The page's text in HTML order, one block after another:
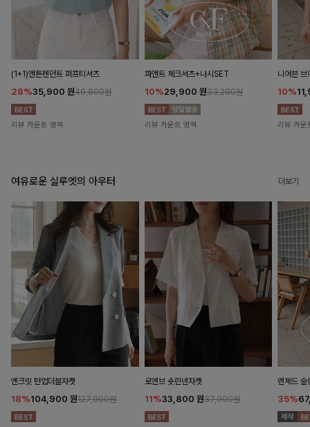
(1+1)앤튼펜던트 퍼프티셔츠
28%35,900 원49,800원
리뷰 카운트 영역
파앤트 체크셔츠+나시SET
10%29,900 원33,200원
리뷰 카운트 영역
니어븐 브
10%
리뷰 카운
여유로운 실루엣의 아우터 더보기
엔크릿 턴업더블자켓
18%104,900 원127,900원
로엔브 숏린넨자켓
11%33,800 원37,900원
렌체드
35%